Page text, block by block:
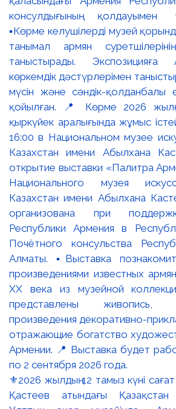
⚜️2026 жылдың 12 тамыз күні
Қастеев атындағы Қазақстан